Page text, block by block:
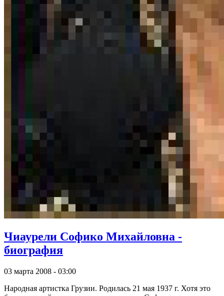
Чиаурели Софико Михайловна -
биография
03 марта 2008 - 03:00
Народная артистка Грузии. Родилась 21 мая 1937 г. Хотя это